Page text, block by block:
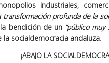
industriales,
transformación profunda de la
bendición de un “público muy
la socialdemocracia andaluza.
¡ABAJO LA